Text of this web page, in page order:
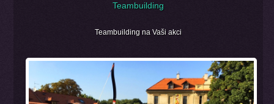
Teambuilding
Teambuilding na Vaši akci